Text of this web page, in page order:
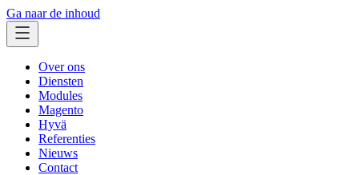
Ga naar de inhoud
Over ons
Diensten
Modules
Magento
Hyvä
Referenties
Nieuws
Contact